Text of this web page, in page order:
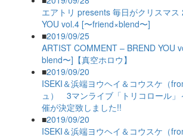
エアトリ presents 毎日がクリスマ
YOU vol.4 [〜friend×blend〜]
■2019/09/25
ARTIST COMMENT – BREND YOU
blend〜]【真空ホロウ】
■2019/09/20
ISEKI＆浜端ヨウヘイ＆コウスケ（
ュ） 3マンライブ「トリコロール」
催が決定致しました!!
■2019/09/20
ISEKI＆浜端ヨウヘイ＆コウスケ（